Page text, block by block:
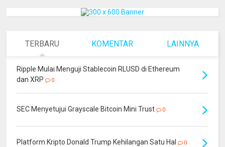
TERBARU KOMENTAR LAINNYA
Ripple Mulai Menguji Stablecoin RLUSD di Ethereum
dan XRP
0
SEC Menyetujui Grayscale Bitcoin Mini Trust 0
Platform Kripto Donald Trump Kehilangan Satu Hal 0